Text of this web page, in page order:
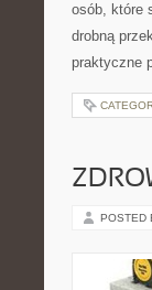
osób, które
drobną
praktyczne
POSTED